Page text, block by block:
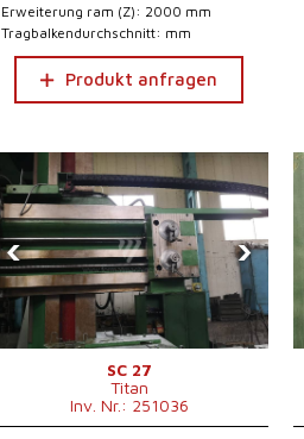
Erweiterung ram (Z): 2000 mm
Tragbalkendurchschnitt: mm
Produkt anfragen
‹ ›
SC 27
Titan
Inv. Nr.: 251036